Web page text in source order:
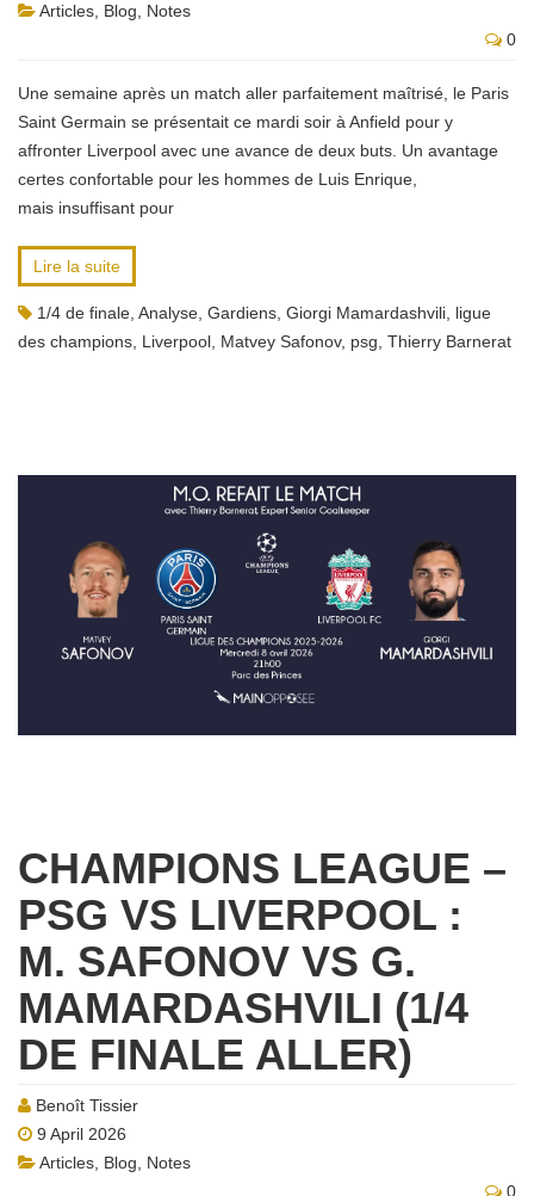
Articles Blog
Notes
0
Une semaine après un match aller parfaitement maîtrisé, le Paris
Saint Germain se présentait ce mardi soir à Anfield pour y
affronter Liverpool avec une avance de deux buts. Un avantage
certes confortable pour les hommes de Luis Enrique,
mais insuffisant pour
Lire la suite
1/4 de finale Analyse Gardiens Giorgi Mamardashvili ligue
des champions Liverpool Matvey Safonov, psg Thierry Barnerat
CHAMPIONS LEAGUE –
PSG VS LIVERPOOL :
M. SAFONOV VS G.
MAMARDASHVILI (1/4
DE FINALE ALLER)
Benoît Tissier
9 April 2026
Articles Blog
Notes
0